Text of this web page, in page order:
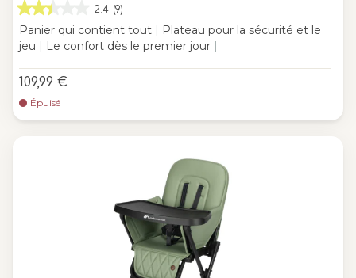
2.4 (9)
Panier qui contient tout
Plateau pour la sécurité et le
jeu
Le confort dès le premier jour
109,99 €
Épuisé